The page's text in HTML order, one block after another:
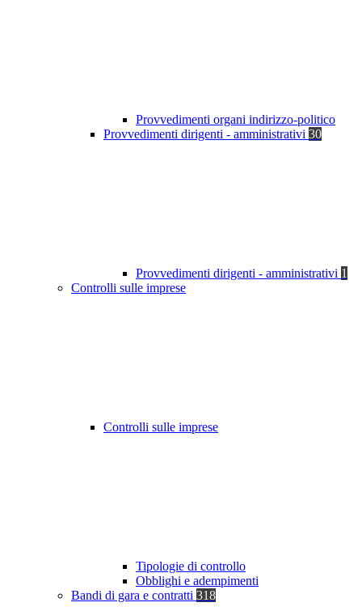
Provvedimenti organi indirizzo-politico
Provvedimenti dirigenti - amministrativi 30
Provvedimenti dirigenti - amministrativi 1
Controlli sulle imprese
Controlli sulle imprese
Tipologie di controllo
Obblighi e adempimenti
Bandi di gara e contratti 318